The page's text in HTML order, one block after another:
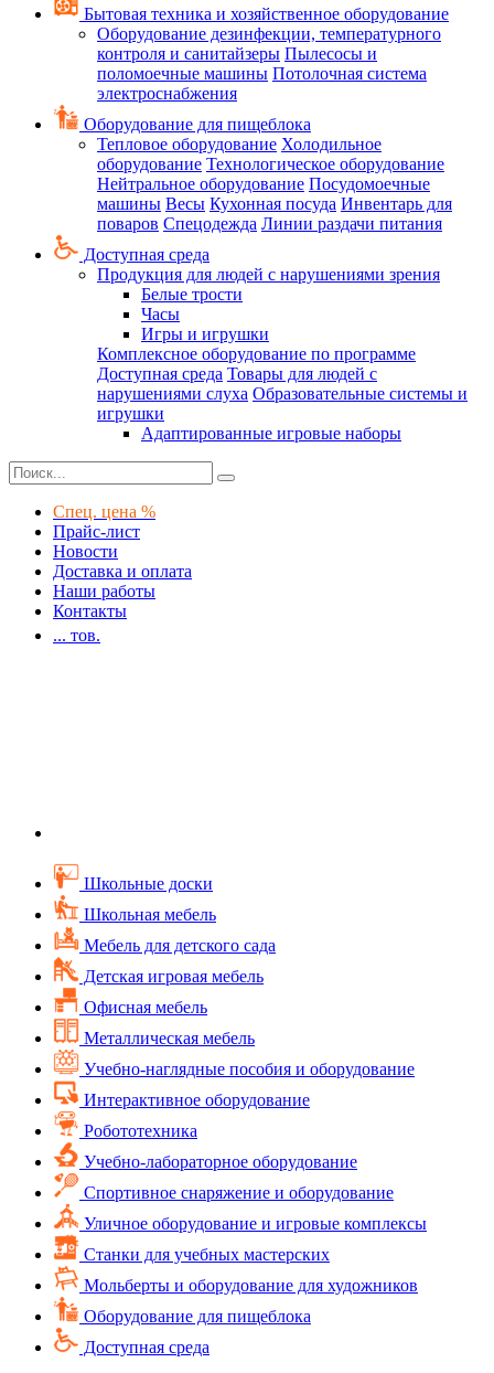
Бытовая техника и хозяйственное оборудование
Оборудование дезинфекции, температурного
контроля и санитайзеры Пылесосы и
поломоечные машины Потолочная система
электроснабжения
Оборудование для пищеблока
Тепловое оборудование Холодильное
оборудование Технологическое оборудование
Нейтральное оборудование Посудомоечные
машины Весы Кухонная посуда Инвентарь для
поваров Спецодежда Линии раздачи питания
Доступная среда
Продукция для людей с нарушениями зрения
Белые трости
Часы
Игры и игрушки
Комплексное оборудование по программе
Доступная среда Товары для людей с
нарушениями слуха Образовательные системы и
игрушки
Адаптированные игровые наборы
Спец. цена %
Прайс-лист
Новости
Доставка и оплата
Наши работы
Контакты
... тов.
Школьные доски
Школьная мебель
Мебель для детского сада
Детская игровая мебель
Офисная мебель
Металлическая мебель
Учебно-наглядные пособия и оборудование
Интерактивное оборудование
Робототехника
Учебно-лабораторное оборудование
Спортивное снаряжение и оборудование
Уличное оборудование и игровые комплексы
Cтанки для учебных мастерских
Мольберты и оборудование для художников
Оборудование для пищеблока
Доступная среда